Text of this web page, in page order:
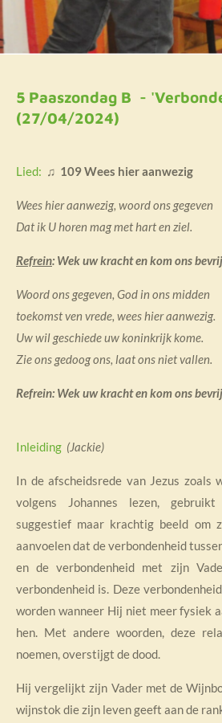
5 Paaszondag B -
(27/04/2024)
Lied: ♫ 109 Wees hier aanwezig
Wees hier aanwezig, woord ons gegeven
Dat ik U horen mag met hart en ziel.
Refrein: Wek uw kracht en kom ons
Woord ons gegeven, God in ons midden
toekomst ven vrede, wees hier aanwezig.
Uw wil geschiede uw koninkrijk kome.
Zie ons gedoog ons, laat ons niet vallen.
Refrein: Wek uw kracht en kom ons
Inleiding (Jackie)
In de afscheidsrede van Jezus zoals
volgens Johannes lezen,
suggestief maar krachtig beeld om
aanvoelen dat de verbondenheid
en de verbondenheid met zijn
verbondenheid is. Deze
worden wanneer Hij niet meer fysiek
hen. Met andere woorden, deze
noemen, overstijgt de dood.
Hij vergelijkt zijn Vader met de
wijnstok die zijn leven geeft aan de